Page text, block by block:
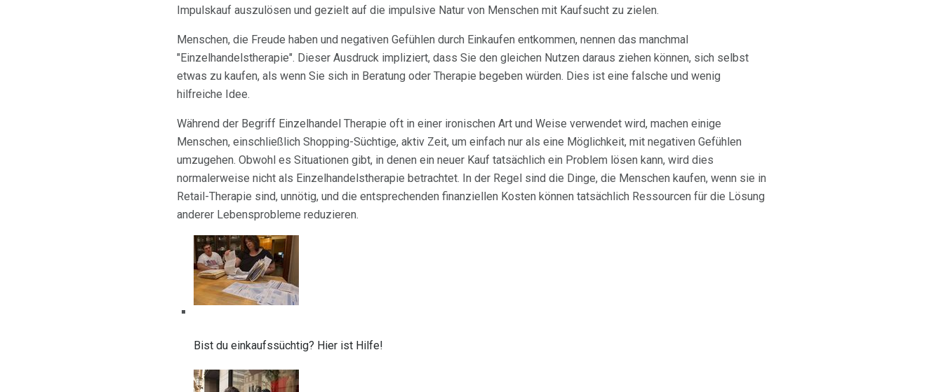
Impulskauf auszulösen und gezielt auf die impulsive Natur von Menschen mit Kaufsucht zu zielen.
Menschen, die Freude haben und negativen Gefühlen durch Einkaufen entkommen, nennen das manchmal
"Einzelhandelstherapie". Dieser Ausdruck impliziert, dass Sie den gleichen Nutzen daraus ziehen können, sich selbst
etwas zu kaufen, als wenn Sie sich in Beratung oder Therapie begeben würden. Dies ist eine falsche und wenig
hilfreiche Idee.
Während der Begriff Einzelhandel Therapie oft in einer ironischen Art und Weise verwendet wird, machen einige
Menschen, einschließlich Shopping-Süchtige, aktiv Zeit, um einfach nur als eine Möglichkeit, mit negativen Gefühlen
umzugehen. Obwohl es Situationen gibt, in denen ein neuer Kauf tatsächlich ein Problem lösen kann, wird dies
normalerweise nicht als Einzelhandelstherapie betrachtet. In der Regel sind die Dinge, die Menschen kaufen, wenn sie in
Retail-Therapie sind, unnötig, und die entsprechenden finanziellen Kosten können tatsächlich Ressourcen für die Lösung
anderer Lebensprobleme reduzieren.
Bist du einkaufssüchtig? Hier ist Hilfe!